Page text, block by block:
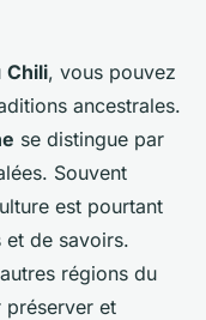
Chili, vous pouvez
ancestrales.
se distingue par
Souvent
est pourtant
de savoirs.
régions du
et